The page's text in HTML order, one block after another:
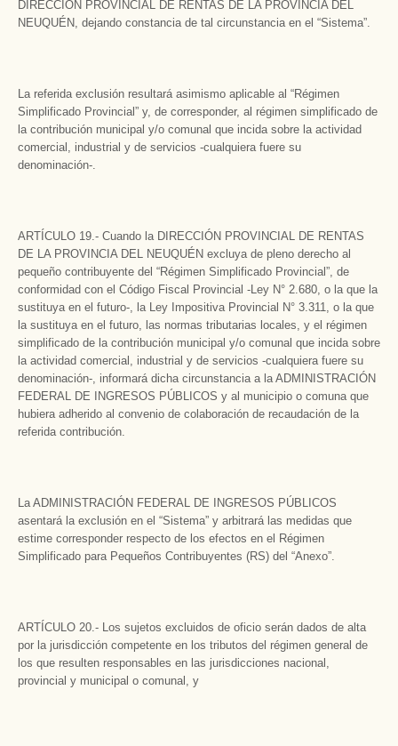
DIRECCIÓN PROVINCIAL DE RENTAS DE LA PROVINCIA DEL
NEUQUÉN, dejando constancia de tal circunstancia en el “Sistema”.
La referida exclusión resultará asimismo aplicable al “Régimen
Simplificado Provincial” y, de corresponder, al régimen simplificado de
la contribución municipal y/o comunal que incida sobre la actividad
comercial, industrial y de servicios -cualquiera fuere su
denominación-.
ARTÍCULO 19.- Cuando la DIRECCIÓN PROVINCIAL DE RENTAS
DE LA PROVINCIA DEL NEUQUÉN excluya de pleno derecho al
pequeño contribuyente del “Régimen Simplificado Provincial”, de
conformidad con el Código Fiscal Provincial -Ley N° 2.680, o la que la
sustituya en el futuro-, la Ley Impositiva Provincial N° 3.311, o la que
la sustituya en el futuro, las normas tributarias locales, y el régimen
simplificado de la contribución municipal y/o comunal que incida sobre
la actividad comercial, industrial y de servicios -cualquiera fuere su
denominación-, informará dicha circunstancia a la ADMINISTRACIÓN
FEDERAL DE INGRESOS PÚBLICOS y al municipio o comuna que
hubiera adherido al convenio de colaboración de recaudación de la
referida contribución.
La ADMINISTRACIÓN FEDERAL DE INGRESOS PÚBLICOS
asentará la exclusión en el “Sistema” y arbitrará las medidas que
estime corresponder respecto de los efectos en el Régimen
Simplificado para Pequeños Contribuyentes (RS) del “Anexo”.
ARTÍCULO 20.- Los sujetos excluidos de oficio serán dados de alta
por la jurisdicción competente en los tributos del régimen general de
los que resulten responsables en las jurisdicciones nacional,
provincial y municipal o comunal, y